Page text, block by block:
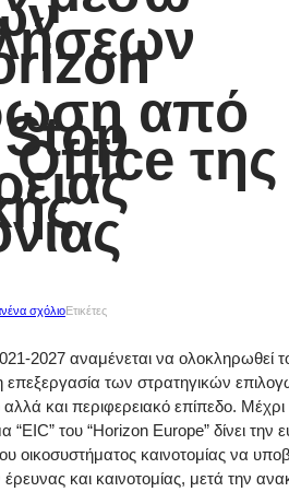
από
της
σχόλιοΕτικέτες
2027 αναμένεται να ολοκληρωθεί
επεξεργασία των στρατηγικών
αλλά και περιφερειακό επίπεδο.
του “Horizon Europe” δίνει την
οικοσυστήματος καινοτομίας να
και καινοτομίας, μετά την